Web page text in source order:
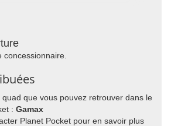
que vous pouvez retrouver dans le
: Gamax
Planet Pocket pour en savoir plus